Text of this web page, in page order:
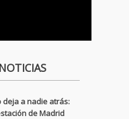
deja a nadie atrás:
de Madrid